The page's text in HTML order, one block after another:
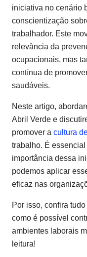
iniciativa no cenário
conscientização
trabalhador. Este
relevância da
ocupacionais, mas
contínua de
saudáveis.
Neste artigo,
Abril Verde e
promover a cultura
trabalho. É
importância dessa
podemos aplicar
eficaz nas
Por isso, confira
como é possível
ambientes laborais
leitura!